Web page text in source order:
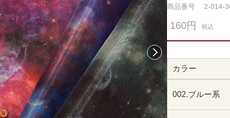
次へ
商品番号 2-014-
160円 税込
カラー
002.ブルー系